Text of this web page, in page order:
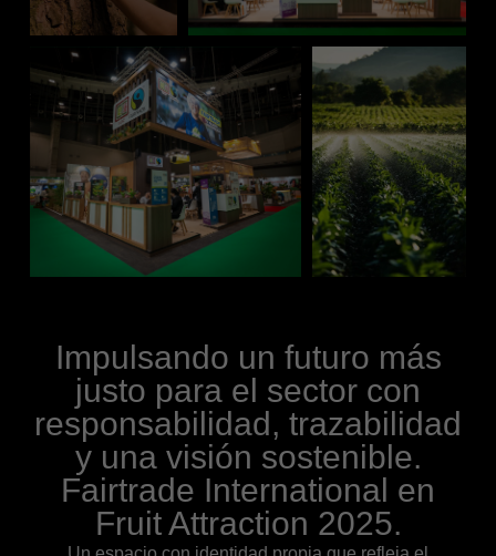
Impulsando un futuro más
justo para el sector con
responsabilidad, trazabilidad
y una visión sostenible.
Fairtrade International en
Fruit Attraction 2025.